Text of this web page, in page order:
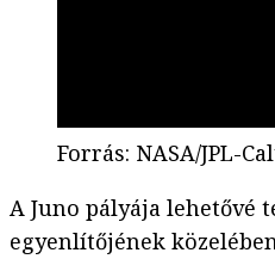
Forrás: NASA/JPL-
A Juno pályája lehetővé
egyenlítőjének